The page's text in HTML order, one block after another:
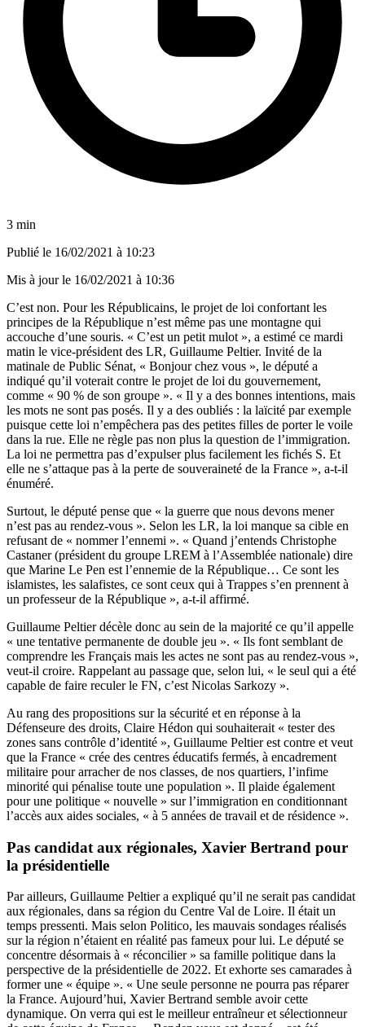
3 min
Publié le 16/02/2021 à 10:23
Mis à jour le 16/02/2021 à 10:36
C’est non. Pour les Républicains, le projet de loi confortant les
principes de la République n’est même pas une montagne qui
accouche d’une souris. « C’est un petit mulot », a estimé ce mardi
matin le vice-président des LR, Guillaume Peltier. Invité de la
matinale de Public Sénat, « Bonjour chez vous », le député a
indiqué qu’il voterait contre le projet de loi du gouvernement,
comme « 90 % de son groupe ». « Il y a des bonnes intentions, mais
les mots ne sont pas posés. Il y a des oubliés : la laïcité par exemple
puisque cette loi n’empêchera pas des petites filles de porter le voile
dans la rue. Elle ne règle pas non plus la question de l’immigration.
La loi ne permettra pas d’expulser plus facilement les fichés S. Et
elle ne s’attaque pas à la perte de souveraineté de la France », a-t-il
énuméré.
Surtout, le député pense que « la guerre que nous devons mener
n’est pas au rendez-vous ». Selon les LR, la loi manque sa cible en
refusant de « nommer l’ennemi ». « Quand j’entends Christophe
Castaner (président du groupe LREM à l’Assemblée nationale) dire
que Marine Le Pen est l’ennemie de la République… Ce sont les
islamistes, les salafistes, ce sont ceux qui à Trappes s’en prennent à
un professeur de la République », a-t-il affirmé.
Guillaume Peltier décèle donc au sein de la majorité ce qu’il appelle
« une tentative permanente de double jeu ». « Ils font semblant de
comprendre les Français mais les actes ne sont pas au rendez-vous »,
veut-il croire. Rappelant au passage que, selon lui, « le seul qui a été
capable de faire reculer le FN, c’est Nicolas Sarkozy ».
Au rang des propositions sur la sécurité et en réponse à la
Défenseure des droits, Claire Hédon qui souhaiterait « tester des
zones sans contrôle d’identité », Guillaume Peltier est contre et veut
que la France « crée des centres éducatifs fermés, à encadrement
militaire pour arracher de nos classes, de nos quartiers, l’infime
minorité qui pénalise toute une population ». Il plaide également
pour une politique « nouvelle » sur l’immigration en conditionnant
l’accès aux aides sociales, « à 5 années de travail et de résidence ».
Pas candidat aux régionales, Xavier Bertrand pour
la présidentielle
Par ailleurs, Guillaume Peltier a expliqué qu’il ne serait pas candidat
aux régionales, dans sa région du Centre Val de Loire. Il était un
temps pressenti. Mais selon Politico, les mauvais sondages réalisés
sur la région n’étaient en réalité pas fameux pour lui. Le député se
concentre désormais à « réconcilier » sa famille politique dans la
perspective de la présidentielle de 2022. Et exhorte ses camarades à
former une « équipe ». « Une seule personne ne pourra pas réparer
la France. Aujourd’hui, Xavier Bertrand semble avoir cette
dynamique. On verra qui est le meilleur entraîneur et sélectionneur